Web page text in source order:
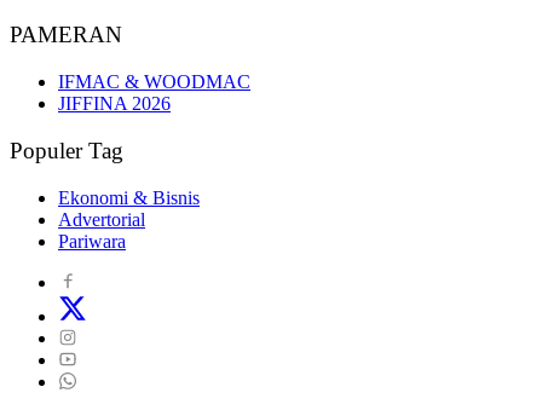
PAMERAN
IFMAC & WOODMAC
JIFFINA 2026
Populer Tag
Ekonomi & Bisnis
Advertorial
Pariwara